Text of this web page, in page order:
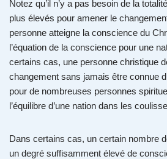
Notez qu’il n’y a pas besoin de la
plus élevés pour amener le
personne atteigne la conscience du
l’équation de la conscience pour une
certains cas, une personne christique
changement sans jamais être connue
pour de nombreuses personnes
l’équilibre d’une nation dans les
Dans certains cas, un certain nombre
un degré suffisamment élevé de